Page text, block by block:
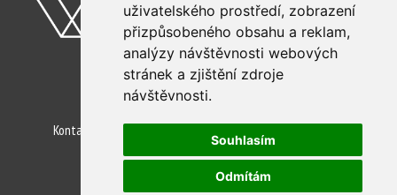
uživatelského prostředí, zobrazení
přizpůsobeného obsahu a reklam,
analýzy návštěvnosti webových
stránek a zjištění zdroje
návštěvnosti.
Souhlasím
Odmítám
©2026 Animal Engineering, s.r.o.
Kontakty
Nastavení cookies